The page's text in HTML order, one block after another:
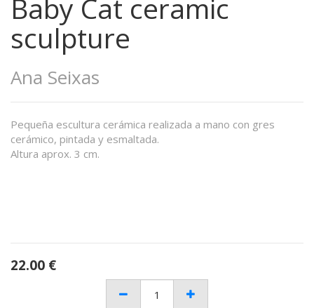
Baby Cat ceramic
sculpture
Ana Seixas
Pequeña escultura cerámica realizada a mano con gres
cerámico, pintada y esmaltada.
Altura aprox. 3 cm.
22.00 €